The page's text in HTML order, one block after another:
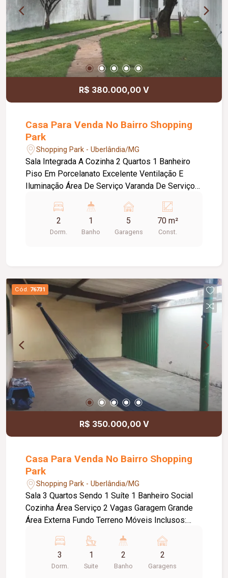
R$ 380.000,00 V
Casa Para Venda No Bairro Shopping
Park
Shopping Park - Uberlândia/MG
Sala Integrada A Cozinha 2 Quartos 1 Banheiro
Piso Em Porcelanato Excelente Ventilação E
Iluminação Área De Serviço Varanda De Serviço
Vagas Garagem
2
Dorm.
1
Banho
5
Garagens
70 m²
Const.
Cód. 76731
R$ 350.000,00 V
Casa Para Venda No Bairro Shopping
Park
Shopping Park - Uberlândia/MG
Sala 3 Quartos Sendo 1 Suíte 1 Banheiro Social
Cozinha Área Serviço 2 Vagas Garagem Grande
Área Externa Fundo Terreno Móveis Inclusos:
Geladeira , 1 Fogão
3
Dorm.
1
Suite
2
Banho
2
Garagens